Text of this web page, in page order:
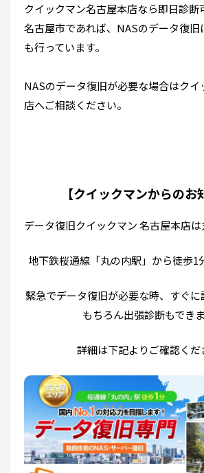
クイックマン名古屋本店なら即日診断
名古屋市であれば、NASのデータ復
も行っています。
NASのデータ復旧が必要な場合はク
店へご相談ください。
【クイックマンからのお
データ復旧クイックマン 名古屋本店は
地下鉄桜通線「丸の内駅」から徒歩1
緊急でデータ復旧が必要な時、すぐに
もちろん出張診断もでき
詳細は下記よりご確認くだ